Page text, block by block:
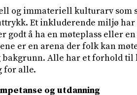
og immateriell kulturarv som
Et inkluderende miljø har
godt å ha en møteplass eller
er en arena der folk kan
bakgrunn. Alle har et forhold
for alle.
og utdanning